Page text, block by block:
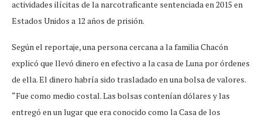
actividades ilícitas de la narcotraficante sentenciada en 2015 en
Estados Unidos a 12 años de prisión.
Según el reportaje, una persona cercana a la familia Chacón
explicó que llevó dinero en efectivo a la casa de Luna por órdenes
de ella. El dinero habría sido trasladado en una bolsa de valores.
“Fue como medio costal. Las bolsas contenían dólares y las
entregó en un lugar que era conocido como la Casa de los